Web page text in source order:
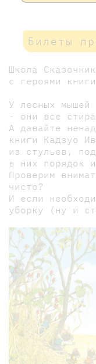
Билеты
Школа
с героями
У лесных мышей
- они все
А давайте
книги Кадзуо
из стульев,
в них порядок
Проверим
чисто?
И если
уборку (ну и